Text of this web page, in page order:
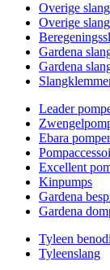
Overige
Overige
Gardena
Gardena
Leader
Ebara
Excellent
Kinpumps
Gardena
Gardena
Tyleen
Tyleenslang